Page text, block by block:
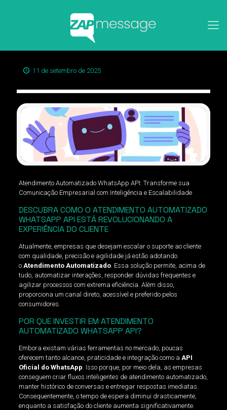
11 de setembro de 2025
Atendimento Automatizado WhatsApp API: Transforme sua
Comunicação Empresarial com Inteligência e Escalabilidade
DESCUBRA COMO O ATENDIMENTO AUTOMATIZADO
WHATSAPP API ESTÁ REVOLUCIONANDO A
EXPERIÊNCIA DO CLIENTE
Atualmente, empresas que desejam escalar o suporte ao cliente
com qualidade, precisão e agilidade já estão adotando
o Atendimento Automatizado. Essa solução permite, acima de
tudo, automatizar interações, responder dúvidas frequentes e
agilizar processos com extrema eficiência. Além disso,
proporciona um canal direto, acessível e preferido pelos
consumidores.
POR QUE INVESTIR EM ATENDIMENTO
AUTOMATIZADO WHATSAPP API?
Embora existam várias ferramentas no mercado, poucas
oferecem tanto alcance, praticidade e integração como a API
Oficial do WhatsApp . Isso porque, por meio dela, as empresas
conseguem criar fluxos inteligentes de atendimento automatizado,
manter histórico de conversas e entregar respostas imediatas.
Consequentemente, o tempo de espera diminui drasticamente,
enquanto a satisfação do cliente aumenta significativamente.